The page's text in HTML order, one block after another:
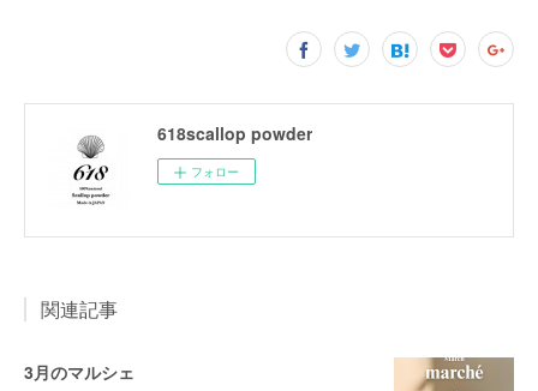
618scallop powder
フォロー
関連記事
3月のマルシェ